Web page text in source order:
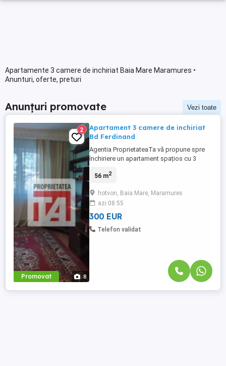
Apartamente 3 camere de inchiriat Baia Mare Maramures •
Anunturi, oferte, preturi
Anunțuri promovate Vezi toate
Promovat 8
2
Apartament 3 camere de inchiriat
Bd Ferdinand
Agentia ProprietateaTa vă propune spre
închiriere un apartament spațios cu 3
Ferdinand, într-o zonă centrală, cu acces
instituții și puncte de interes. 🏡 Detalii
apartament Suprafață: 68 mp utili
Compartimentare: Living ...
56 m2
hotvon, Baia Mare, Maramures
azi 08:55
300 EUR
Telefon validat